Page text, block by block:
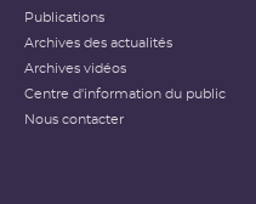
Publications
Archives des actualités
Archives vidéos
Centre d'information du public
Nous contacter